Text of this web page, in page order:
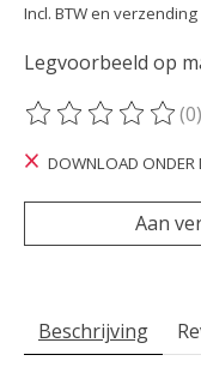
Incl. BTW en verzending
Legvoorbeeld op
De beoordeling (0)
DOWNLOAD ONDER
Aan
Beschrijving